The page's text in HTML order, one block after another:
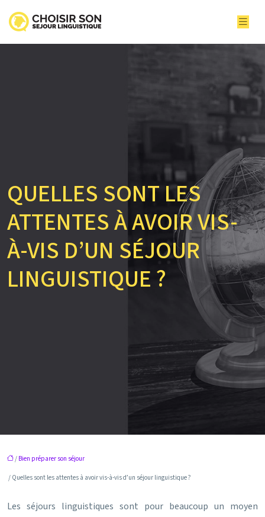
QUELLES SONT LES
ATTENTES À AVOIR VIS-
À-VIS D’UN SÉJOUR
LINGUISTIQUE ?
/ Bien préparer son séjour
/ Quelles sont les attentes à avoir vis-à-vis d’un séjour linguistique ?
Les séjours linguistiques sont pour beaucoup un moyen